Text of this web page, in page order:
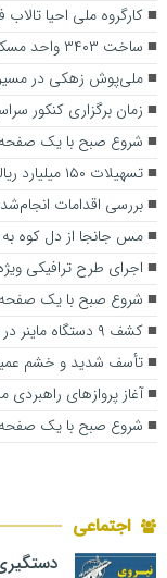
کارگروه ملی احیا
ساخت ۳۴۰۳ واحد مسکونی برای نیازمندان سیستان‌وبلوچستان
ملی‌پوش زهکی در مسیر
زمان برگزاری کنکور سراسری روز ۱۶ تیرماه
شروع صبح با یک صفحه
تسهیلات ۱۵۰ میلیارد ریالی برای کسب‌وکارهای کوچک سیستان‌وبلوچستان
بررسی اقدامات
مس جانجا از دل کوه
اجرای طرح ترافیکی
شروع صبح با یک صفحه
کشف ۹ دستگاه‌ ماینر در سرباز
تأسف شدید و خشم
آغاز پروازهای راهبردی مشهد &#۸۲۱۱; زاهدان
شروع صبح با یک صفحه
اجتماعی
دستگیری ۸ نفر از اشرار